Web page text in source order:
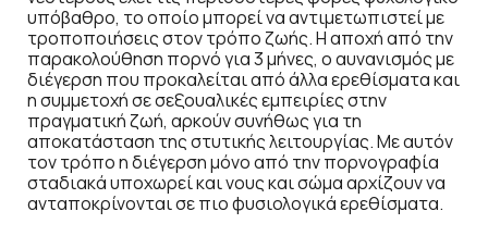
υπόβαθρο, το οποίο μπορεί να αντιμετωπιστεί με
τροποποιήσεις στον τρόπο ζωής. Η αποχή από την
παρακολούθηση πορνό για 3 μήνες, ο αυνανισμός με
διέγερση που προκαλείται από άλλα ερεθίσματα και
η συμμετοχή σε σεξουαλικές εμπειρίες στην
πραγματική ζωή, αρκούν συνήθως για τη
αποκατάσταση της στυτικής λειτουργίας. Με αυτόν
τον τρόπο η διέγερση μόνο από την πορνογραφία
σταδιακά υποχωρεί και νους και σώμα αρχίζουν να
ανταποκρίνονται σε πιο φυσιολογικά ερεθίσματα.